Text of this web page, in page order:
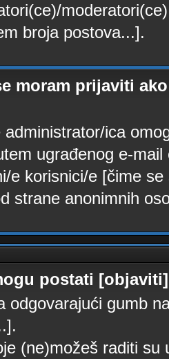
broja postova...].
moram prijaviti
administrator/ica
ugrađenog e-
e korisnici/e [čime
strane anonimnih
postati
odgovarajući gumb
(ne)možeš raditi